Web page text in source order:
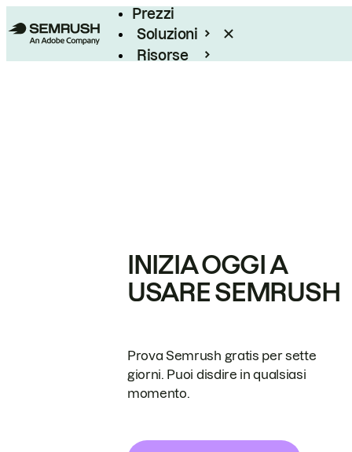
Prezzi
Soluzioni
Risorse
INIZIA OGGI A
USARE SEMRUSH
Prova Semrush gratis per sette
giorni. Puoi disdire in qualsiasi
momento.